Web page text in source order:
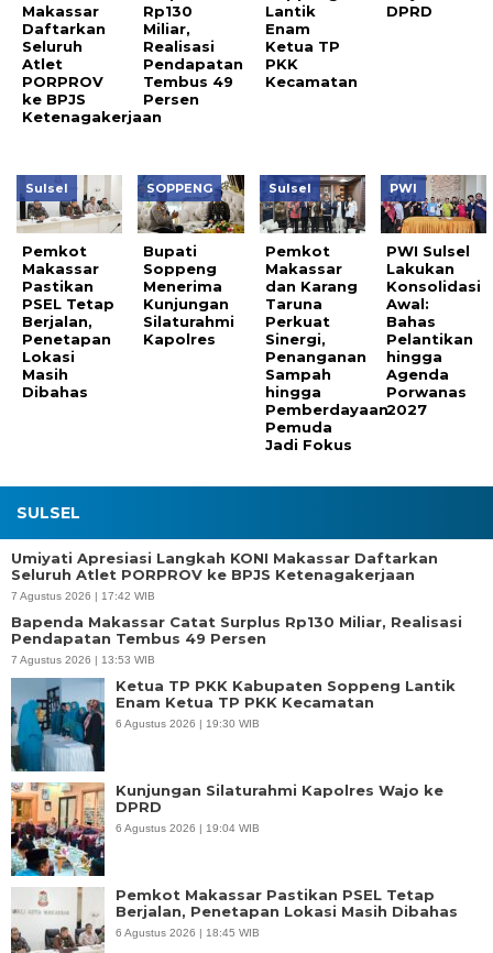
Makassar
Daftarkan
Seluruh
Atlet
PORPROV
ke BPJS
Ketenagakerjaan
Rp130
Miliar,
Realisasi
Pendapatan
Tembus 49
Persen
Lantik
Enam
Ketua TP
PKK
Kecamatan
DPRD
Sulsel
Pemkot
Makassar
Pastikan
PSEL Tetap
Berjalan,
Penetapan
Lokasi
Masih
Dibahas
SOPPENG
Bupati
Soppeng
Menerima
Kunjungan
Silaturahmi
Kapolres
Sulsel
Pemkot
Makassar
dan Karang
Taruna
Perkuat
Sinergi,
Penanganan
Sampah
hingga
Pemberdayaan
Pemuda
Jadi Fokus
PWI
PWI Sulsel
Lakukan
Konsolidasi
Awal:
Bahas
Pelantikan
hingga
Agenda
Porwanas
2027
SULSEL
Umiyati Apresiasi Langkah KONI Makassar Daftarkan
Seluruh Atlet PORPROV ke BPJS Ketenagakerjaan
7 Agustus 2026 | 17:42 WIB
Bapenda Makassar Catat Surplus Rp130 Miliar, Realisasi
Pendapatan Tembus 49 Persen
7 Agustus 2026 | 13:53 WIB
Ketua TP PKK Kabupaten Soppeng Lantik
Enam Ketua TP PKK Kecamatan
6 Agustus 2026 | 19:30 WIB
Kunjungan Silaturahmi Kapolres Wajo ke
DPRD
6 Agustus 2026 | 19:04 WIB
Pemkot Makassar Pastikan PSEL Tetap
Berjalan, Penetapan Lokasi Masih Dibahas
6 Agustus 2026 | 18:45 WIB